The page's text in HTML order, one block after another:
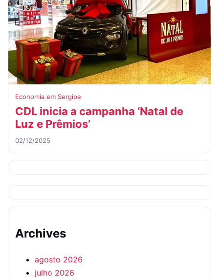
Economia em Sergipe
CDL inicia a campanha ‘Natal de
Luz e Prêmios’
02/12/2025
Archives
agosto 2026
julho 2026